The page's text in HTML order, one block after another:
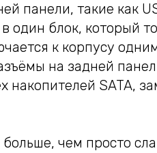
панели, такие как
один блок, который
к корпусу
на задней
накопителей SATA,
чем просто